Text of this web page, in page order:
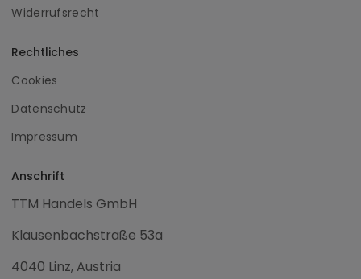
Widerrufsrecht
Rechtliches
Cookies
Datenschutz
Impressum
Anschrift
TTM Handels GmbH
Klausenbachstraße 53a
4040 Linz, Austria